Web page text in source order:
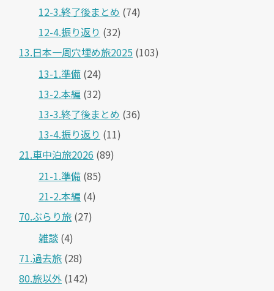
12-3.終了後まとめ (74)
12-4.振り返り (32)
13.日本一周穴埋め旅2025 (103)
13-1.準備 (24)
13-2.本編 (32)
13-3.終了後まとめ (36)
13-4.振り返り (11)
21.車中泊旅2026 (89)
21-1.準備 (85)
21-2.本編 (4)
70.ぶらり旅 (27)
雑談 (4)
71.過去旅 (28)
80.旅以外 (142)